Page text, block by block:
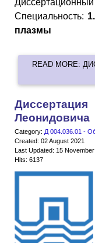
Специальность:
плазмы
READ MORE:
Леонидовича
Category: Д 004.036.01 -
Created: 02 August 2021
Last Updated: 15
Hits: 6137